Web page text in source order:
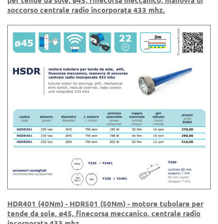
soccorso centrale radio incorporata 433 mhz.
HDR401 (40Nm) - HDR501 (50Nm) - motore tubolare per
tende da sole, ø45, finecorsa meccanico, centrale radio